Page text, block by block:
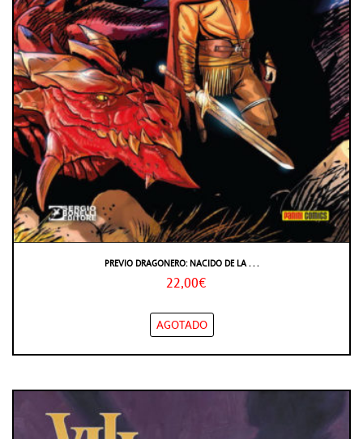
PREVIO DRAGONERO: NACIDO DE LA . . .
22,00€
AGOTADO